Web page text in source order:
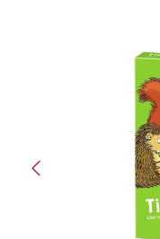
Bildergalerie überspringen